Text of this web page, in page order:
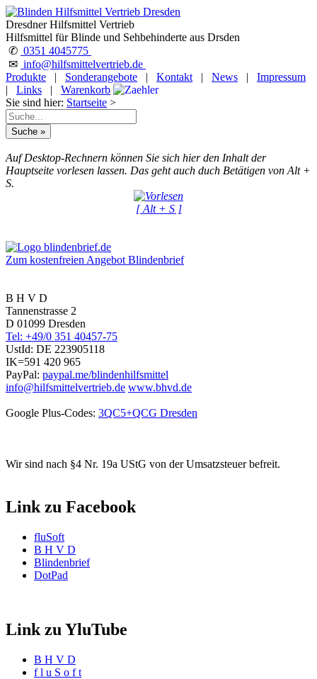
Dresdner Hilfsmittel Vertrieb
Hilfsmittel für Blinde und Sehbehinderte aus Drsden
✆ 0351 4045775
✉ info@hilfsmittelvertrieb.de
Produkte
| Sonderangebote | Kontakt | News |
Impressum
|
Links |
Warenkorb
Sie sind hier: Startseite >
Auf Desktop-Rechnern können Sie sich hier den Inhalt der
Hauptseite vorlesen lassen. Das geht auch duch Betätigen von Alt +
S.
[ Alt + S ]
Zum kostenfreien Angebot Blindenbrief
B H V D
Tannenstrasse 2
D 01099 Dresden
Tel: +49/0 351 40457-75
UstId: DE 223905118
IK=591 420 965
PayPal: paypal.me/blindenhilfsmittel
info@hilfsmittelvertrieb.de www.bhvd.de
Google Plus-Codes: 3QC5+QCG Dresden
Wir sind nach §4 Nr. 19a UStG von der Umsatzsteuer befreit.
Link zu Facebook
fluSoft
B H V D
Blindenbrief
DotPad
Link zu YluTube
B H V D
f l u S o f t